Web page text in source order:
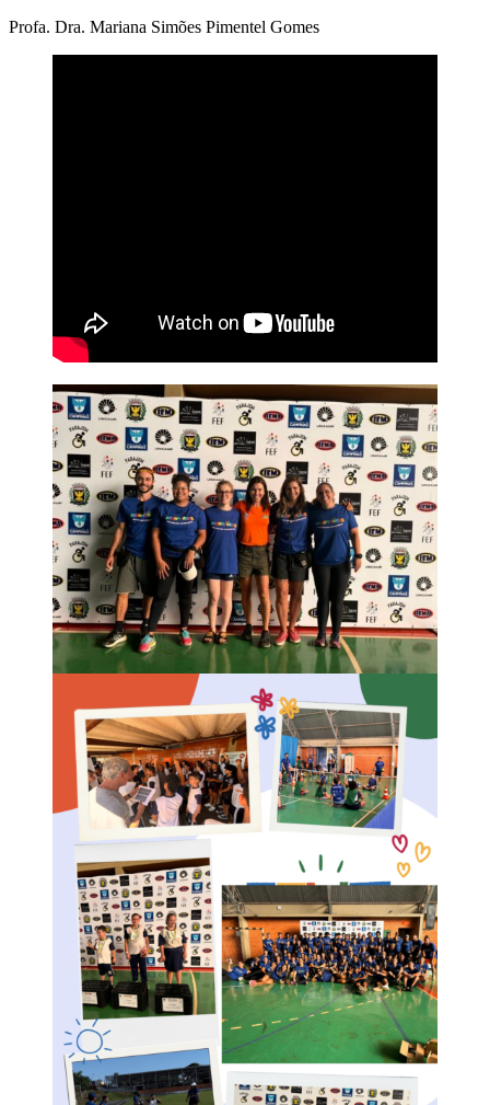
Profa. Dra. Mariana Simões Pimentel Gomes